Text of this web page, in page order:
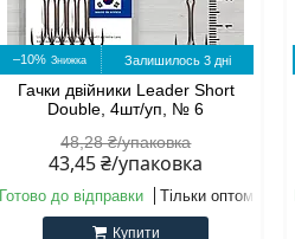
–10% Залишилось 3 дні
Гачки двійники Leader Short
Double, 4шт/уп, № 6
48,28 ₴/упаковка
43,45 ₴/упаковка
Готово до відправки Тільки оптом
Купити